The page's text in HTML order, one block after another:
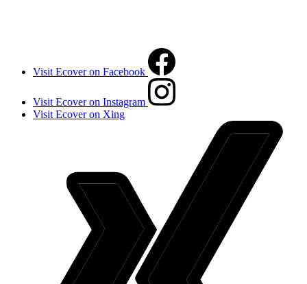
Visit Ecover on Facebook
Visit Ecover on Instagram
Visit Ecover on Xing